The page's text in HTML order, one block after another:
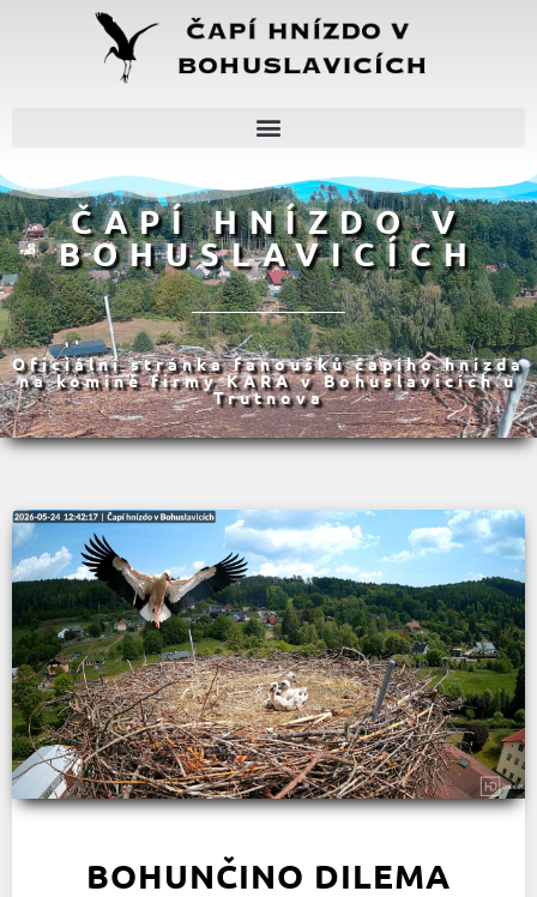
ČAPÍ HNÍZDO V
BOHUSLAVICÍCH
Oficiální stránka fanoušků čapího hnízda
na komíně firmy KARA v Bohuslavicích u
Trutnova
BOHUNČINO DILEMA